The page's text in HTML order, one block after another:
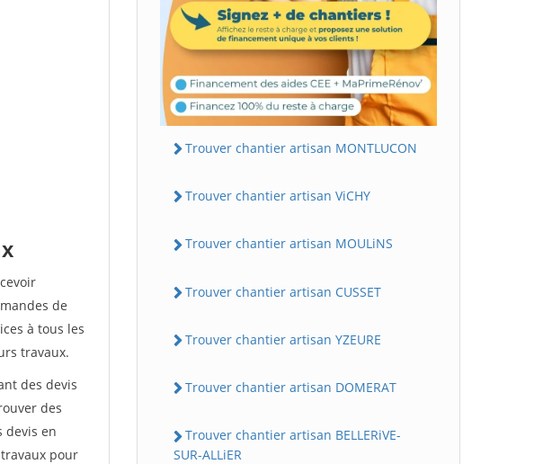
de
à tous les
travaux.
des devis
des
devis en
pour
Trouver chantier artisan MONTLUCON
Trouver chantier artisan ViCHY
Trouver chantier artisan MOULiNS
Trouver chantier artisan CUSSET
Trouver chantier artisan YZEURE
Trouver chantier artisan DOMERAT
Trouver chantier artisan BELLERiVE-
SUR-ALLiER